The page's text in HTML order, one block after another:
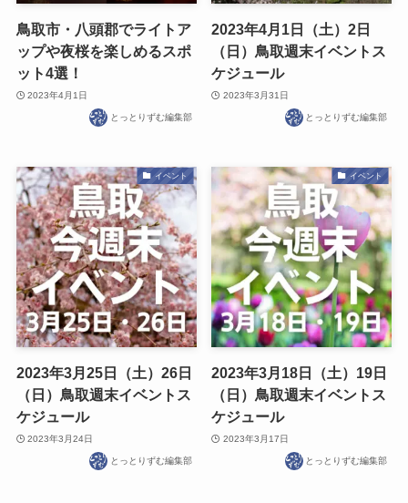
鳥取市・八頭郡でライトア
ップや夜桜を楽しめるスポ
ット4選！
2023年4月1日
とっとりずむ編集部
2023年4月1日（土）2日
（日）鳥取週末イベントス
ケジュール
2023年3月31日
とっとりずむ編集部
イベント
2023年3月25日（土）26日
（日）鳥取週末イベントス
ケジュール
2023年3月24日
とっとりずむ編集部
イベント
2023年3月18日（土）19日
（日）鳥取週末イベントス
ケジュール
2023年3月17日
とっとりずむ編集部